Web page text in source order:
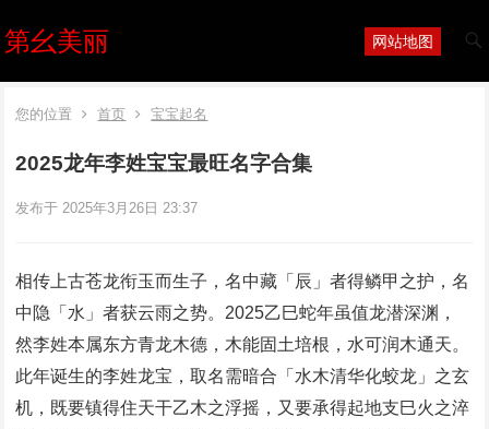
第幺美丽 网站地图
您的位置 首页 宝宝起名
2025龙年李姓宝宝最旺名字合集
发布于 2025年3月26日 23:37
相传上古苍龙衔玉而生子，名中藏「辰」者得鳞甲之护，名
中隐「水」者获云雨之势。2025乙巳蛇年虽值龙潜深渊，
然李姓本属东方青龙木德，木能固土培根，水可润木通天。
此年诞生的李姓龙宝，取名需暗合「水木清华化蛟龙」之玄
机，既要镇得住天干乙木之浮摇，又要承得起地支巳火之淬